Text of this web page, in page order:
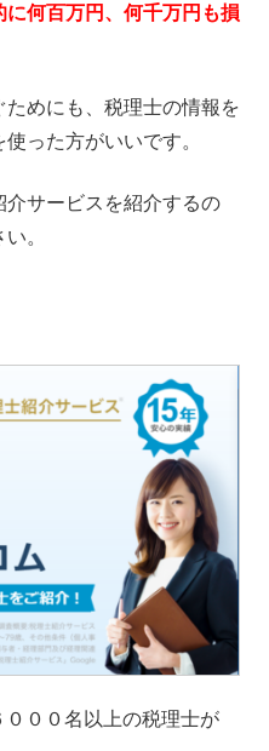
に何百万円、何千万円も損
めにも、税理士の情報を
った方がいいです。
サービスを紹介するの
。
００名以上の税理士が